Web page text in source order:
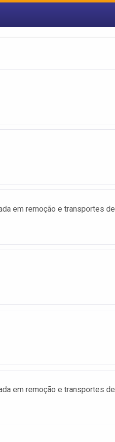
em remoção e transportes de
em remoção e transportes de